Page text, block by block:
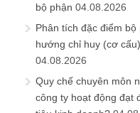
bộ phận 04.08.2026
Phân tích đặc điểm bộ
hướng chỉ huy (cơ
04.08.2026
Quy chế chuyên môn
công ty hoạt động đạt